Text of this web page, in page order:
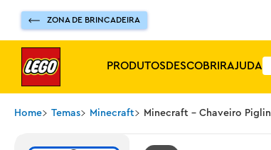
ZONA DE BRINCADEIRA
PRODUTOSDESCOBRIRAJUDA
Home Temas Minecraft Minecraft - Chaveiro Piglin